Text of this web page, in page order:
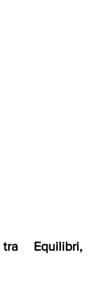
Equilibri,